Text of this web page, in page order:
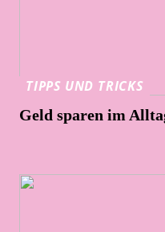
TIPPS UND TRICKS
Geld sparen im